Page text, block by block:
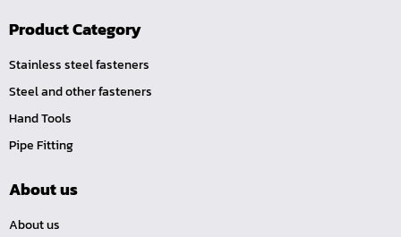
สามทางเสียบสายทองเหลือง (S)
ลดเหลี่ยมทองเหลือง (LO)
ปลั๊กอุดทองเหลือง (P)
นิปเปิ้ลทองเหลืองเกลียวใน (NI)
นิปเปิ้ลทองเหลืองเกลียวนอก (NO)
นิปเปิ้ลทองเหลืองเกลียวใน-นอก (NOI)
ข้อต่อเกลียวในเสียบสาย (TI)
Product Category
Stainless steel fasteners
Steel and other fasteners
Hand Tools
Pipe Fitting
About us
About us